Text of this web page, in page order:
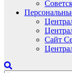
Сайт